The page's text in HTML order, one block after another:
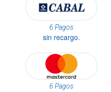
6 Pagos
sin recargo.
6 Pagos